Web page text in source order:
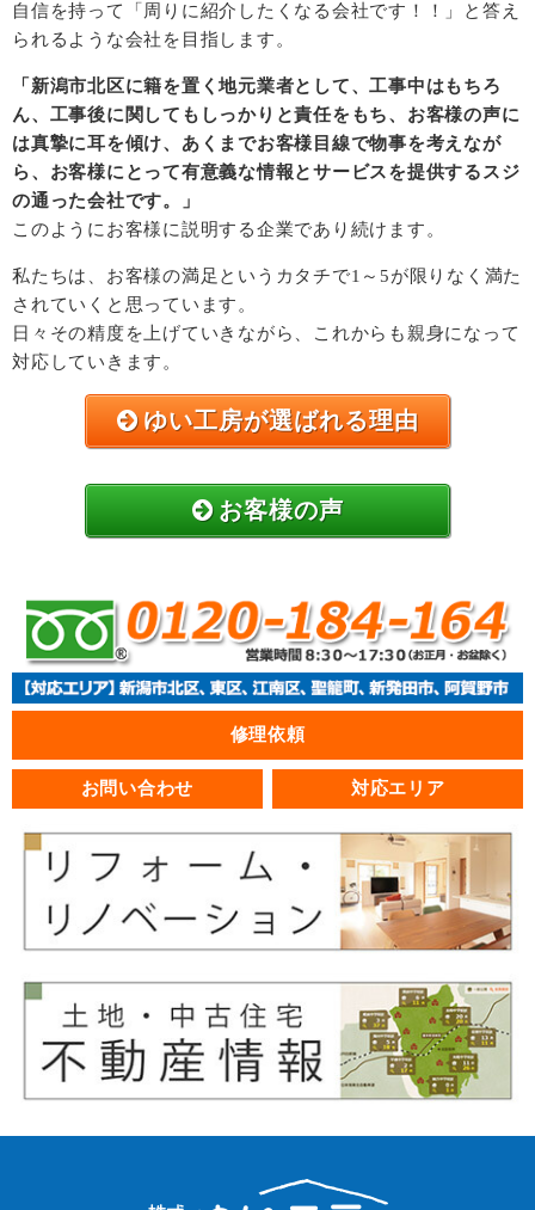
自信を持って「周りに紹介したくなる会社です！！」と答え
られるような会社を目指します。
「新潟市北区に籍を置く地元業者として、工事中はもちろ
ん、工事後に関してもしっかりと責任をもち、お客様の声に
は真摯に耳を傾け、あくまでお客様目線で物事を考えなが
ら、お客様にとって有意義な情報とサービスを提供するスジ
の通った会社です。」
このようにお客様に説明する企業であり続けます。
私たちは、お客様の満足というカタチで1～5が限りなく満た
されていくと思っています。
日々その精度を上げていきながら、これからも親身になって
対応していきます。
ゆい工房が選ばれる理由
お客様の声
修理依頼
お問い合わせ 対応エリア